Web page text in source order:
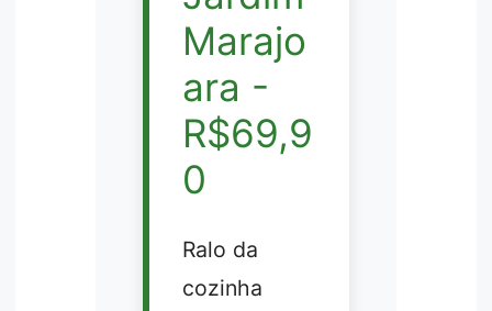
Marajo
ara -
R$69,9
0
Ralo da
cozinha